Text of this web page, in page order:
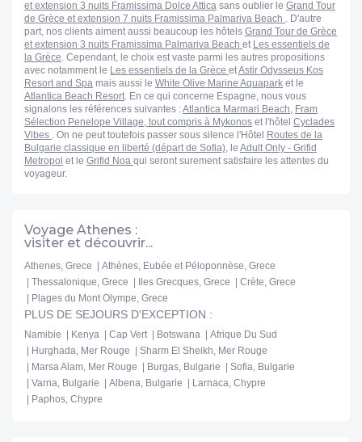
et extension 3 nuits Framissima Dolce Attica sans oublier le Grand Tour
de Grèce et extension 7 nuits Framissima Palmariva Beach . D'autre
part, nos clients aiment aussi beaucoup les hôtels Grand Tour de Grèce
et extension 3 nuits Framissima Palmariva Beach et Les essentiels de
la Grèce. Cependant, le choix est vaste parmi les autres propositions
avec notamment le Les essentiels de la Grèce etAstir Odysseus Kos
Resort and Spa mais aussi le White Olive Marine Aquapark et le
Atlantica Beach Resort. En ce qui concerne Espagne, nous vous
signalons les références suivantes :Atlantica Marmari Beach, Fram
Sélection Penelope Village, tout compris à Mykonos et l'hôtel Cyclades
Vibes . On ne peut toutefois passer sous silence l'Hôtel
Routes de la
Bulgarie classique en liberté (départ de Sofia), le Adult Only - Grifid
Metropol et le Grifid Noa qui seront surement satisfaire les attentes du
voyageur.
Voyage Athenes :
visiter et découvrir...
Athenes, Grece
Athènes, Eubée et Péloponnèse, Grece
Thessalonique, Grece
Iles Grecques, Grece
Crète, Grece
Plages du Mont Olympe, Grece
PLUS DE SEJOURS D'EXCEPTION :
Namibie Kenya Cap Vert Botswana
Afrique Du Sud
Hurghada, Mer Rouge
Sharm El Sheikh, Mer Rouge
Marsa Alam, Mer Rouge
Burgas, Bulgarie
Sofia, Bulgarie
Varna, Bulgarie
Albena, Bulgarie
Larnaca, Chypre
Paphos, Chypre